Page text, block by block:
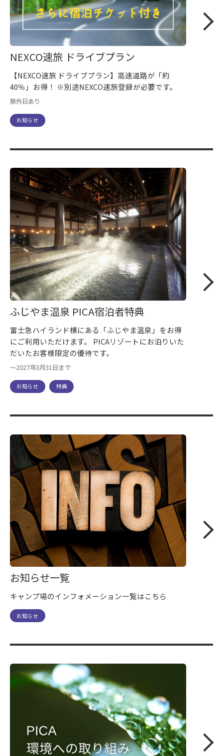
NEXCO速旅 ドライブプラン
【NEXCO速旅 ドライブプラン】高速道路が「約
40％」お得！ ※別途NEXCO速旅登録が必要です。
除外日あり
お知らせ
ふじやま温泉 PICA宿泊者特典
富士急ハイランド横にある「ふじやま温泉」をお得
にご利用いただけます。 PICAリゾートにお泊りいた
だいたお客様限定の優待です。
～2027年3月31日まで
お知らせ 特典
お知らせ一覧
キャンプ場のインフォメーション一覧はこちら
お知らせ